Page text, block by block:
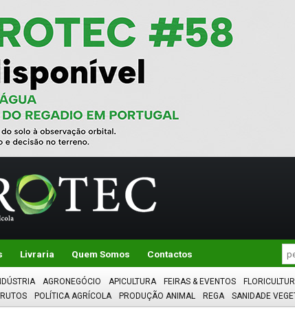
Livraria Quem Somos Contactos
AGRONEGÓCIO APICULTURA FEIRAS & EVENTOS
POLÍTICA AGRÍCOLA PRODUÇÃO ANIMAL REGA SANIDADE